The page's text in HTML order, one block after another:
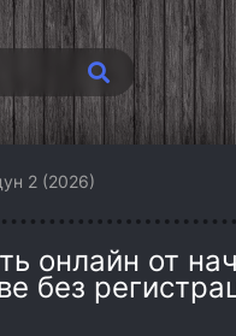
2 (2026)
онлайн от
без